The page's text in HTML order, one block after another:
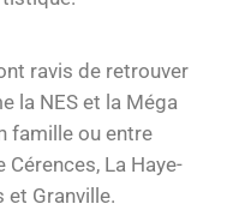
ravis de retrouver
la NES et la Méga
famille ou entre
La Haye-
et Granville.